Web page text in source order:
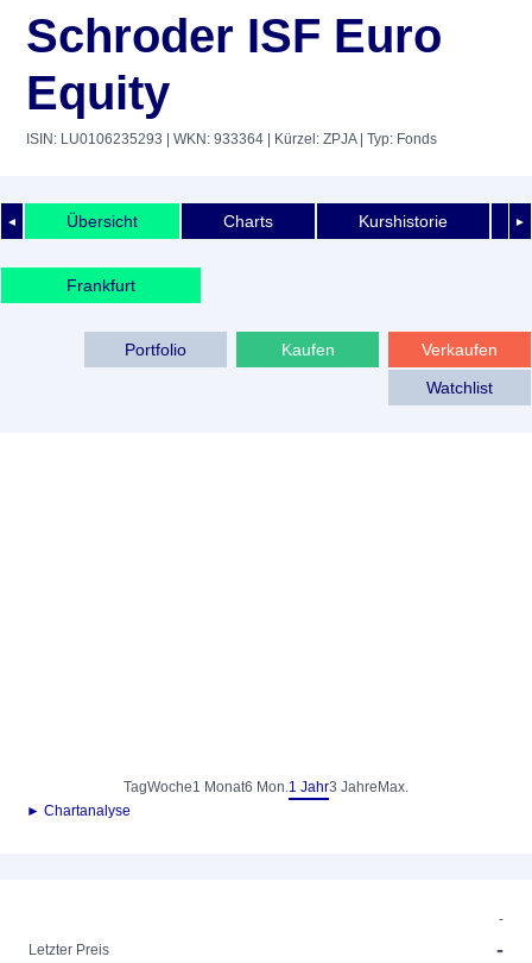
Schroder ISF Euro
Equity
ISIN: LU0106235293 | WKN: 933364 | Kürzel: ZPJA| Typ: Fonds
◄ ►
Übersicht Charts Kurshistorie
Frankfurt
Verkaufen
Kaufen
Portfolio
Watchlist
TagWoche1 Monat6 Mon.1 Jahr3 Jahre Max.
► Chartanalyse
-
Letzter Preis
-